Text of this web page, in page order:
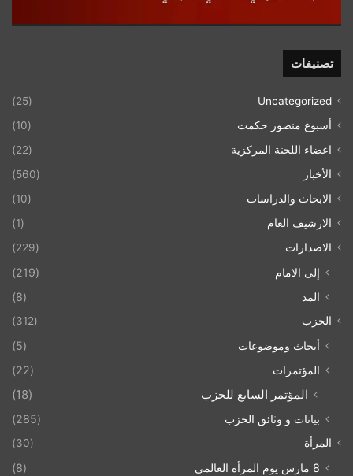
تصنيفات
Uncategorized
(25)
أسبوع منصور حكمت
(10)
اعضاء اللحنة المركزية
(22)
الأخبار
(560)
الابحاث والدراسات
(10)
الارشيف العام
(1)
الاصدارات
(229)
إلى الامام
(219)
المد
(8)
الحزب (312)
أبحاث وموضوعات
(5)
المؤتمرات
(22)
المؤتمر السابع للحزب (18)
بيانات و وثائق الحزب (285)
المرأة (30)
8 مارس يوم المرأة العالمي (8)